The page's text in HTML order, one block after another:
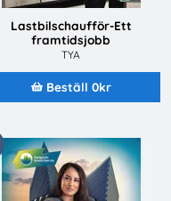
Lastbilschaufför-Ett
framtidsjobb
TYA
Beställ 0kr